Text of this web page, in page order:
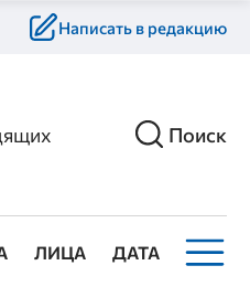
Написать в редакцию
Поиск
ЛИЦА ДАТА